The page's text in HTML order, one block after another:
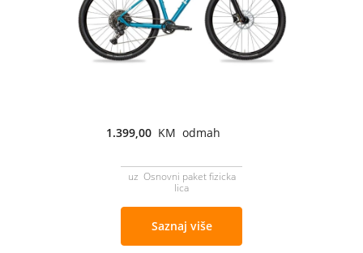
1.399,00 KM odmah
uz Osnovni paket fizicka
lica
Saznaj više